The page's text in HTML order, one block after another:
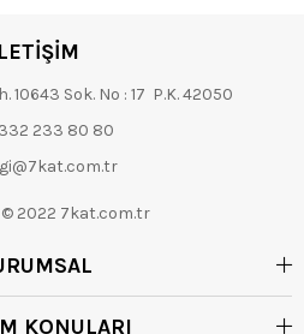
10643 Sok. No : 17 P.K. 42050
233 80 80
2022 7kat.com.tr
KONULARI